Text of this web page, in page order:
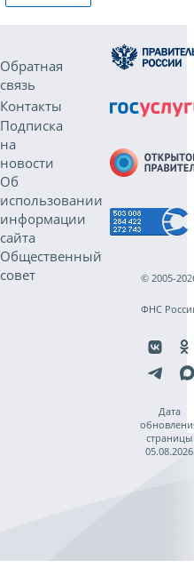
Обратная
связь
Контакты
Подписка
на
новости
Об
использовании
информации
сайта
Общественный
совет
© 2005-
ФНС
Дата
страницы
05.08.2026